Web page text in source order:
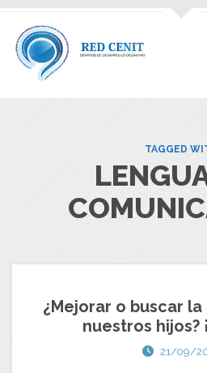
TAGGED
¿Mejorar o buscar
nuestros hijos?
21/09/